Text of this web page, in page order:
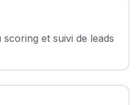
et suivi de leads